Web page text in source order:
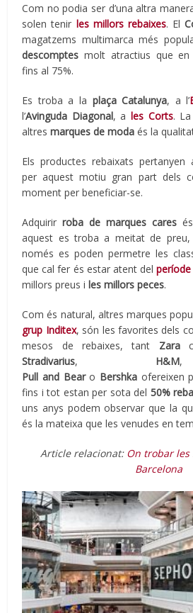
Com no podia ser d’una altra
solen tenir les millors rebaixes. El
magatzems multimarca més
descomptes molt atractius que en
fins al 75%.
Es troba a la plaça Catalunya, a l’
l’Avinguda Diagonal, a les Corts.
altresmarques de moda és la
Els productes rebaixats pertanyen
per aquest motiu gran part dels
moment per beneficiar-se.
Adquirirroba de marques caresés
aquest es troba a meitat de
només es poden permetre les
que cal fer és estar atent del
millors preus iles millors peces.
Com és natural, altres marques
grup Inditex, són les favorites dels
mesos de rebaixes, tant Zara
Stradivarius, H&M
Pull and Bearo Bershka ofereixen
fins i tot estan per sota del 50%
uns anys podem observar que la
és la mateixa que les venudes en
Article relacionat: On trobar
Barcelona